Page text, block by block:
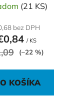
(21 KS)
bez DPH
/ KS
(–22 %)
KOŠÍKA